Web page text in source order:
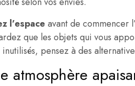
l’espace avant de commencer
que les objets qui vous
pensez à des
atmosphère